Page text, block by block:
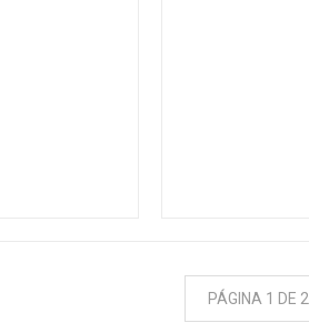
PÁGINA 1 DE 2